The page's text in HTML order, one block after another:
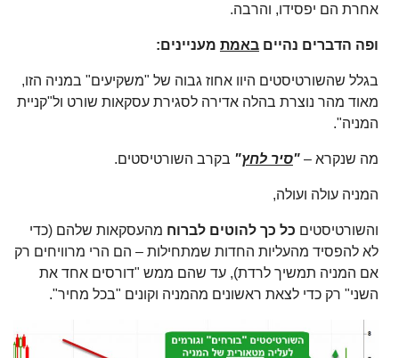
אחרת הם יפסידו, והרבה.
ופה הדברים נהייםבאמת מעניינים:
בגלל שהשורטיסטים היוו אחוז גבוה של "משקיעים" במניה הזו,
מאוד מהר נוצרת בהלה אדירה לסגירת עסקאות שורט ול"קניית
המניה".
מה שנקרא –"סיר לחץ" בקרב השורטיסטים.
המניה עולה ועולה,
והשורטיסטים כל כך להוטים לברוח מהעסקאות שלהם (כדי
לא להפסיד מהעליות החדות שמתחילות – הם הרי מרוויחים רק
אם המניה תמשיך לרדת), עד שהם ממש "דורסים אחד את
השני" רק כדי לצאת ראשונים מהמניה וקונים "בכל מחיר".